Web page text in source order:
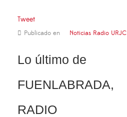
Tweet
Publicado en Noticias Radio URJC
Lo último de
FUENLABRADA,
RADIO